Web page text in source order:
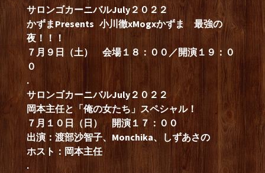
サロンゴカーニバルJuly２０２２
かずまPresents 小川徹xMogxかずま 最強の
夜！！！
７月９日（土） 会場１８：００／開演１９：０
０
.
サロンゴカーニバルJuly２０２２
岡本主任と「俺の女たち」スペシャル！
７月１０日（日） 開演１７：００
出演：渡部沙智子、Monchika、しずあさの
ホスト：岡本主任
.